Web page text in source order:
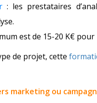
: les prestataires
est de 15-20 K€
de projet, cette
marketing ou